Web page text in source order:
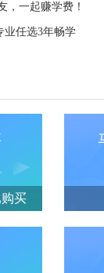
，一起赚学费！
业任选3年畅学
购买